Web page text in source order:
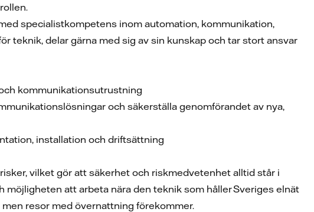
specialistkompetens inom automation, kommunikation,
teknik, delar gärna med sig av sin kunskap och tar stort ansvar
kommunikationsutrustning
och säkerställa genomförandet av nya,
installation och driftsättning
vilket gör att säkerhet och riskmedvetenhet alltid står i
att arbeta nära den teknik som håller Sveriges elnät
resor med övernattning förekommer.